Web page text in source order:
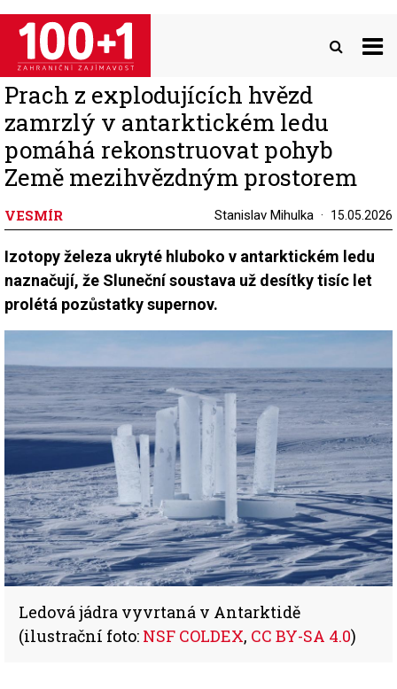
Přejít
hlavnímu
obsahu
Prach z explodujících hvězd
zamrzlý v antarktickém ledu
pomáhá rekonstruovat pohyb
Země mezihvězdným prostorem
VESMÍR Stanislav Mihulka 15.05.2026
Izotopy železa ukryté hluboko v antarktickém ledu
naznačují, že Sluneční soustava už desítky tisíc let
prolétá pozůstatky supernov.
Ledová jádra vyvrtaná v Antarktidě
(ilustrační foto: NSF COLDEX, CC BY-SA 4.0)